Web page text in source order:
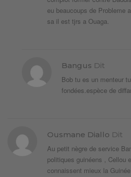
eu beaucoups de Probleme
sa il est tjrs a Ouaga.
Bangus Dit
Bob tu es un menteur
fondées.espèce de
Ousmane Diallo Dit
Au petit nègre de service
politiques guinéens , Cellou
connaissent mieux la